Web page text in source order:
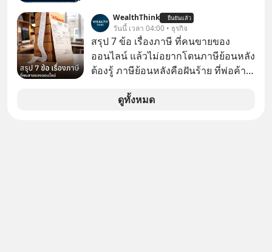
WealthThink ยืนยันแล้ว
วันนี้ เวลา 04:00 • ธุรกิจ
สรุป 7 ข้อ เรื่องภาษี ที่คนขายของ
ออนไลน์ แล้วไม่อยากโดนภาษีย้อนหลัง
ต้องรู้ ภาษีย้อนหลังคือฝันร้าย ที่พ่อค้า
ดูทั้งหมด